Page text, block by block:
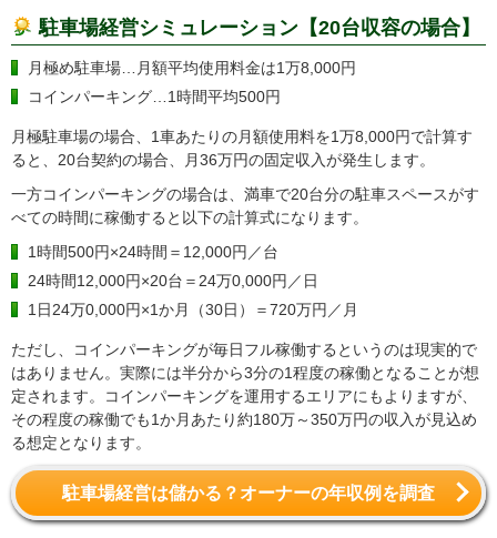
駐車場経営シミュレーション【20台収容の場合】
月極め駐車場…月額平均使用料金は1万8,000円
コインパーキング…1時間平均500円
月極駐車場の場合、1車あたりの月額使用料を1万8,000円で計算す
ると、20台契約の場合、月36万円の固定収入が発生します。
一方コインパーキングの場合は、満車で20台分の駐車スペースがす
べての時間に稼働すると以下の計算式になります。
1時間500円×24時間＝12,000円／台
24時間12,000円×20台＝24万0,000円／日
1日24万0,000円×1か月（30日）＝720万円／月
ただし、コインパーキングが毎日フル稼働するというのは現実的で
はありません。実際には半分から3分の1程度の稼働となることが想
定されます。コインパーキングを運用するエリアにもよりますが、
その程度の稼働でも1か月あたり約180万～350万円の収入が見込め
る想定となります。
駐車場経営は儲かる？オーナーの年収例を調査